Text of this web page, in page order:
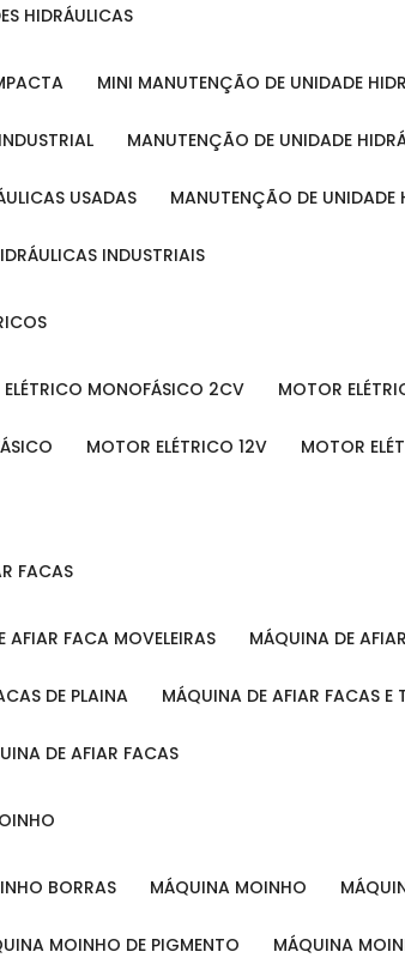
HIDRÁULICAS
MINI MANUTENÇÃO DE UNIDADE
MANUTENÇÃO DE UNIDADE
USADAS MANUTENÇÃO DE
INDUSTRIAIS
ELÉTRICO MONOFÁSICO 2CV MOTOR
MOTOR ELÉTRICO 12V MOTOR
FACAS
AFIAR FACA MOVELEIRAS MÁQUINA DE
DE PLAINA MÁQUINA DE AFIAR FACAS E
DE AFIAR FACAS
BORRAS MÁQUINA MOINHO
MOINHO DE PIGMENTO MÁQUINA